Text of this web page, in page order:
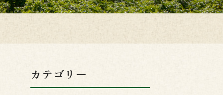
カテゴリー